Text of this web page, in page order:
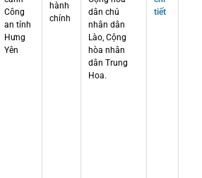
Công
an tỉnh
Hưng
Yên
hành
chính
dân chủ
nhân dân
Lào, Cộng
hòa nhân
dân Trung
Hoa.
tiết